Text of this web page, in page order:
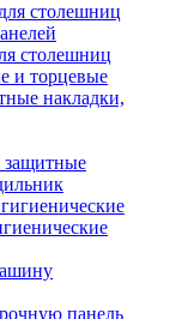
столешниц
столешниц
и торцевые
накладки,
защитные
панель